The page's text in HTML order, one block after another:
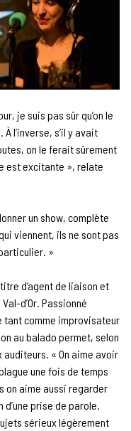
je suis pas sûr qu’on le
l’inverse, s’il y avait
on le ferait sûrement
est excitante », relate
un show, complète
viennent, ils ne sont pas
»
d’agent de liaison et
d’Or. Passionné
tant comme improvisateur
au balado permet, selon
« On aime avoir
une fois de temps
on aime aussi regarder
prise de parole.
sérieux légèrement